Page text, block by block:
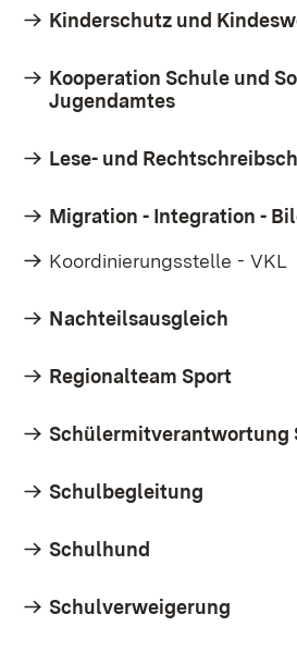
Kinderschutz und
Kooperation Schule und
Jugendamtes
Lese- und
Migration - Integration -
Koordinierungsstelle - VKL
Nachteilsausgleich
Regionalteam Sport
Schülermitverantwortung
Schulbegleitung
Schulhund
Schulverweigerung